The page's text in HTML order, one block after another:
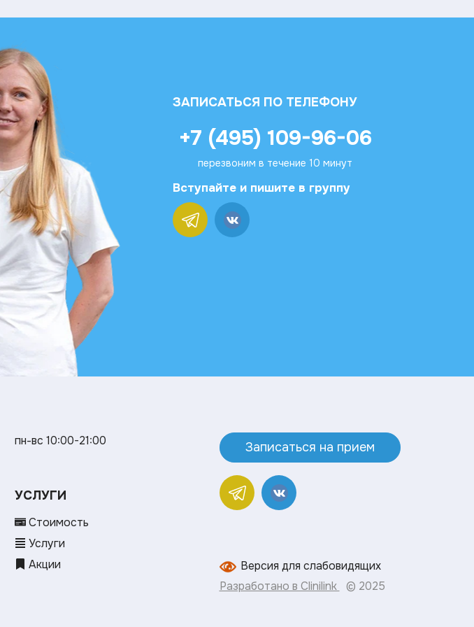
ЗАПИСАТЬСЯ ПО ТЕЛЕФОНУ
+7 (495) 109-96-06
перезвоним в течение 10 минут
Вступайте и пишите в группу
пн-вс 10:00-21:00
УСЛУГИ
Стоимость
Услуги
Акции
Записаться на прием
Версия для слабовидящих
Разработано в Clinilink
© 2025